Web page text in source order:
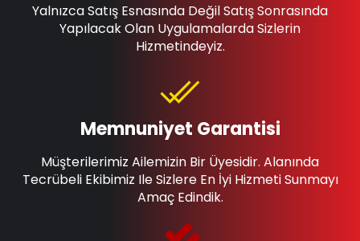
Memnuniyet Garantisi
Müşterilerimiz Ailemizin Bir Üyesidir. Alanında
Tecrübeli Ekibimiz Ile Sizlere En İyi Hizmeti Sunmayı
Amaç Edindik.
Yalnızca Satış Esnasında Değil Satış Sonrasında
Yapılacak Olan Uygulamalarda Sizlerin
Hizmetindeyiz.